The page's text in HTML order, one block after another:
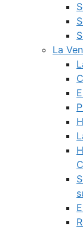
La